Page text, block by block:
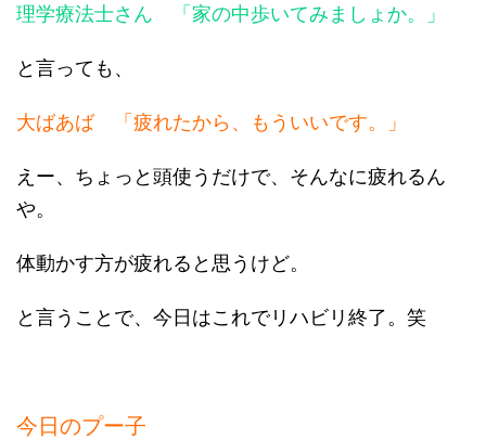
理学療法士さん 「家の中歩いてみましょか。」
と言っても、
大ばあば 「疲れたから、もういいです。」
えー、ちょっと頭使うだけで、そんなに疲れるん
や。
体動かす方が疲れると思うけど。
と言うことで、今日はこれでリハビリ終了。笑
今日のプー子